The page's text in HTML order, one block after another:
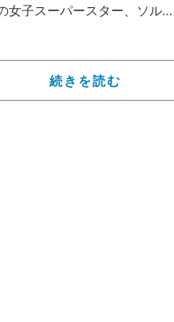
子スーパースター、ソル・
ーアスリートぶりをアピー
を披露するだけではなく、天
続きを読む